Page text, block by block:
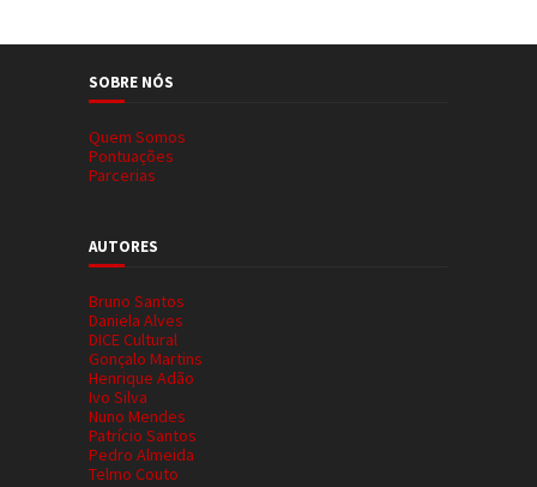
SOBRE NÓS
Quem Somos
Pontuações
Parcerias
AUTORES
Bruno Santos
Daniela Alves
DICE Cultural
Gonçalo Martins
Henrique Adão
Ivo Silva
Nuno Mendes
Patrício Santos
Pedro Almeida
Telmo Couto